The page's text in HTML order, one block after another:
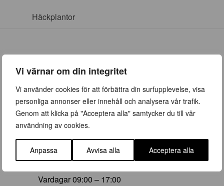
Vi värnar om din integritet
Vi använder cookies för att förbättra din surfupplevelse, visa
personliga annonser eller innehåll och analysera vår trafik.
Genom att klicka på "Acceptera alla" samtycker du till vår
användning av cookies.
Anpassa Avvisa alla Acceptera alla
Häckplantor
ÖPPETTIDER
Vår (23 mars – 28 juni)
Vardagar 09:00 – 19:00
Lördag 10:00 – 16:00
Söndag/helgdag 10:00 – 16:00
Vardagar 09:00 – 17:00